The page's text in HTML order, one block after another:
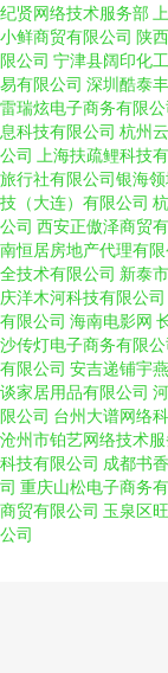
纪贤网络技术服务部
小鲜商贸有限公司 陕
限公司 宁津县阔印化
易有限公司 深圳酷泰
雷瑞炫电子商务有限公
息科技有限公司 杭州
公司
上海扶疏鲤科技
旅行社有限公司银海
技（大连）有限公司
公司 西安正傲泽商贸
南恒居房地产代理有限
全技术有限公司 新泰
庆洋木河科技有限公司
有限公司 海南电影网
沙传灯电子商务有限公
有限公司 安吉递铺宇
谈家居用品有限公司
限公司 台州大谱网络
沧州市铂艺网络技术服
科技有限公司 成都书
司 重庆山松电子商务
商贸有限公司 玉泉区
公司